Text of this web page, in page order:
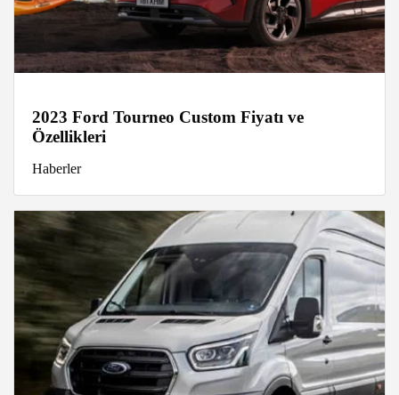
2023 Ford Tourneo Custom Fiyatı ve
Özellikleri
Haberler